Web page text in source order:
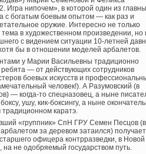
Игра нипочем», в которой один из
с богатым боевым опытом — как раз и
оружие. Интересно не только
в художественном произведении, но
с видением ситуации 10-летней
бы в отношении моделей арбалетов.
у Марии Васильевны традиционно
— от действующих сотрудников
боевых искусств и
человек!). А Разумовский (в
— когда-то спецназовец, а ныне
ушу, кик-боксингу, а ныне
каратэ.
«группник» СпН ГРУ Семен Песцов
за деревом затаился)
офицера контрразведки, в Новой
на не одобряемый государством путь.